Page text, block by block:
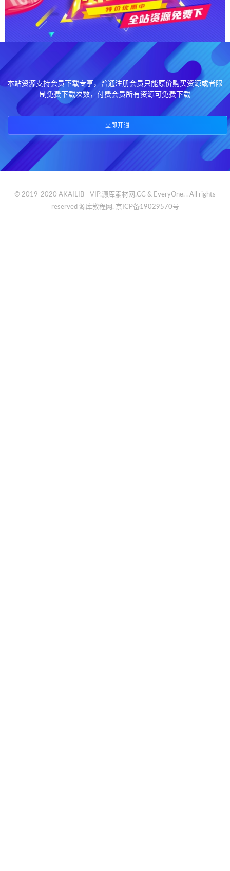
本站资源支持会员下载专享，普通注册会员只能原价购买资源或者限
制免费下载次数，付费会员所有资源可免费下载
立即开通
© 2019-2020 AKAILIB - VIP.源库素材网.CC & EveryOne. . All rights
reserved 源库教程网. 京ICP备19029570号